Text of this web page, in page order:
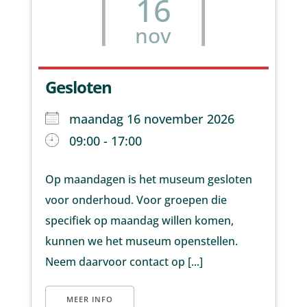
16
nov
Gesloten
maandag 16 november 2026
09:00 - 17:00
Op maandagen is het museum gesloten
voor onderhoud. Voor groepen die
specifiek op maandag willen komen,
kunnen we het museum openstellen.
Neem daarvoor contact op [...]
MEER INFO